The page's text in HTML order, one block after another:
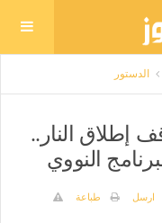
الدستور
إطلاق النار..
النووي
ارسل
طباعة